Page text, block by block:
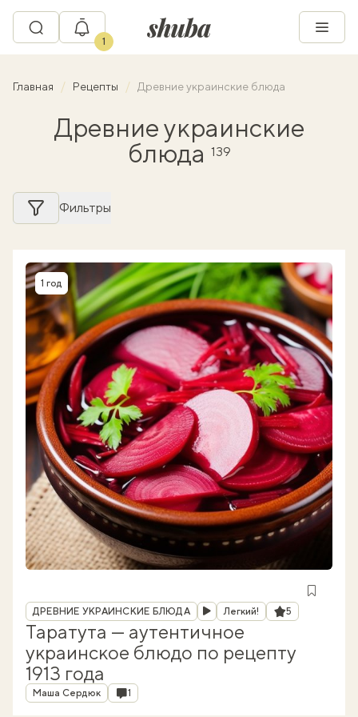
1
Главная Рецепты Древние украинские блюда
Древние украинские
блюда 139
Фильтры
Время приготовления
1 год
Рубрика
ДРЕВНИЕ УКРАИНСКИЕ БЛЮДА Легкий! Рейтинг
5
Таратута — аутентичное
украинское блюдо по рецепту
1913 года
Автор
Маша Сердюк Комментарии
1